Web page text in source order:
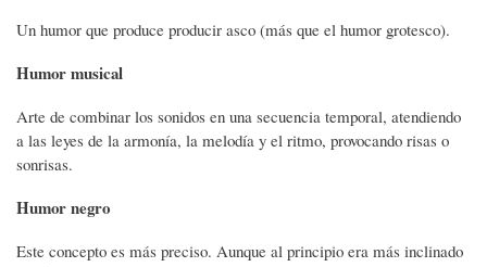
Un humor que produce producir asco (más que el humor grotesco).
Humor musical
Arte de combinar los sonidos en una secuencia temporal, atendiendo
a las leyes de la armonía, la melodía y el ritmo, provocando risas o
sonrisas.
Humor negro
Este concepto es más preciso. Aunque al principio era más inclinado